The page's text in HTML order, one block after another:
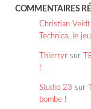
COMMENTAIRES
Christian Veidt
Technica, le
Thierryr sur
!
Studio 23 sur
bombe !